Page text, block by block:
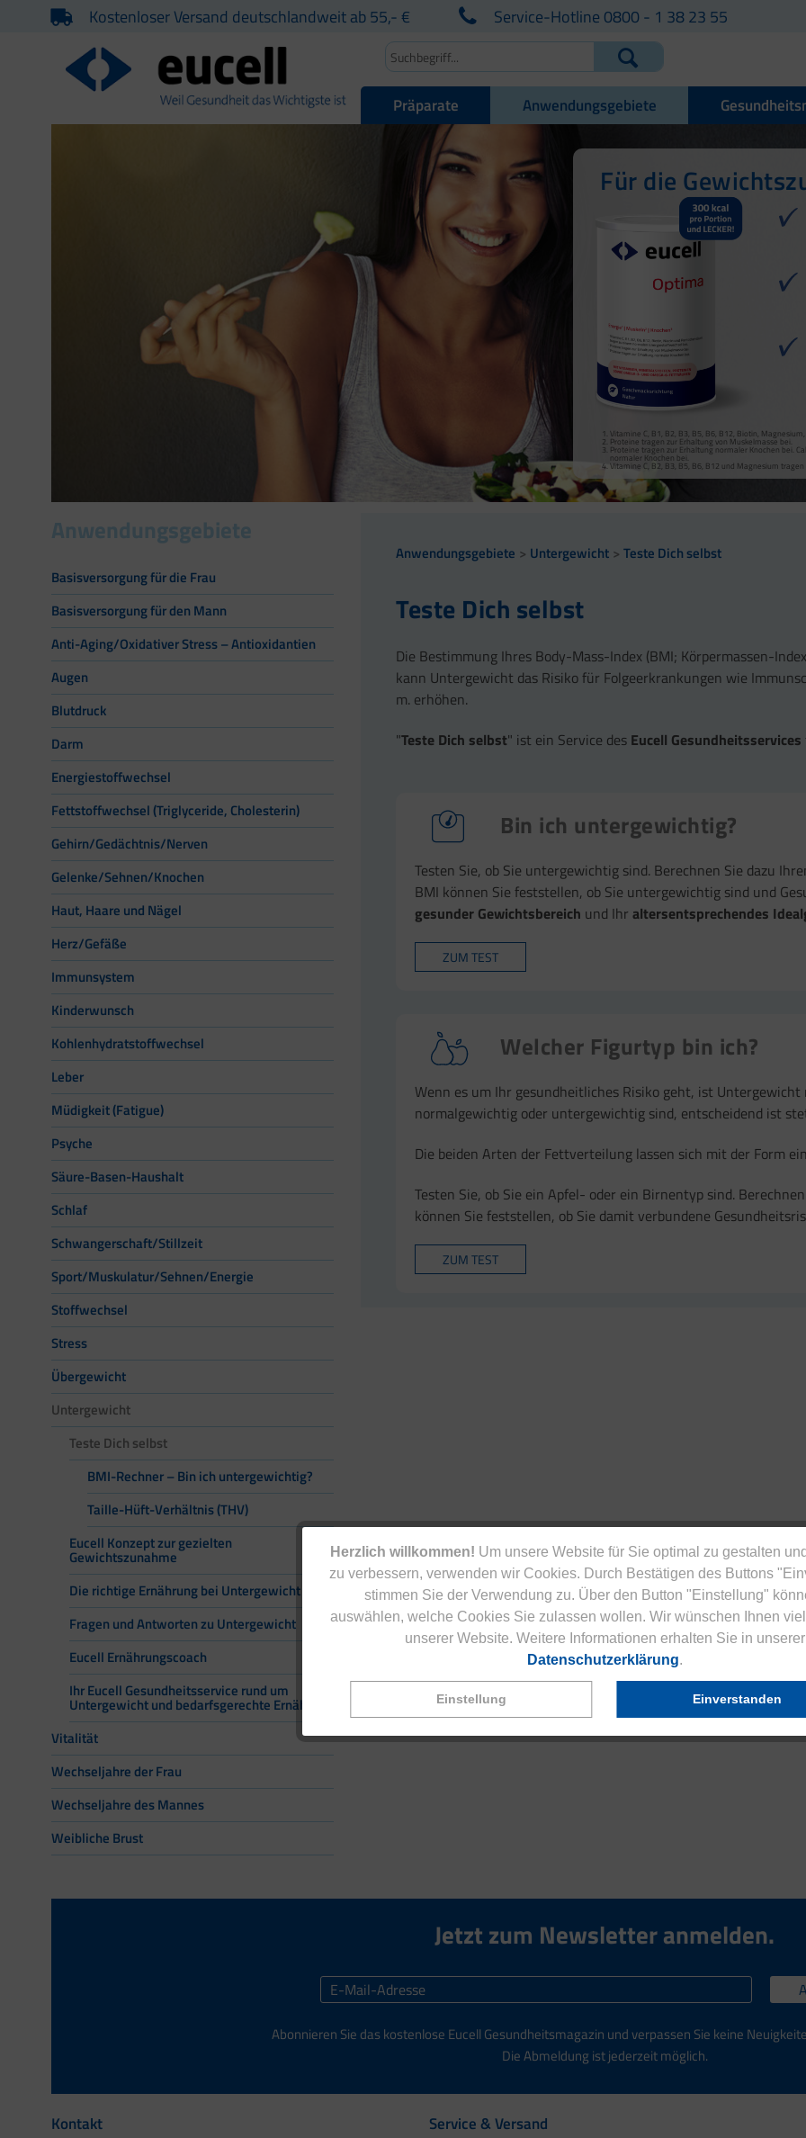
Herzlich willkommen! Um unsere Website für Sie optimal zu gestalten
zu verbessern, verwenden wir Cookies. Durch Bestätigen des Buttons
stimmen Sie der Verwendung zu. Über den Button "Einstellung"
auswählen, welche Cookies Sie zulassen wollen. Wir wünschen Ihnen
unserer Website. Weitere Informationen erhalten Sie in unserer
Datenschutzerklärung.
Einstellung Einverstanden
Kostenloser Versand deutschlandweit ab 55,- € Service-Hotline 0800 - 1 38 23 55
Präparate Anwendungsgebiete
Für die
Vitamine C, B1, B2, B3, B5, B6, B12, Biotin,
Proteine tragen zur Erhaltung von Muskelmasse bei.
Proteine tragen zur Erhaltung normaler Knochen bei.
normaler Knochen bei.
Vitamine C, B2, B3, B5, B6, B12 und Magnesium
Für den
Vitamine C, B1, B2, B3, B5, B6, B12, Biotin,
Vitamine C, B2, B3, B5, B6, B12 und Magnesium
Anwendungsgebiete
Basisversorgung für die Frau
Basisversorgung für den Mann
Anti-Aging/Oxidativer Stress – Antioxidantien
Augen
Blutdruck
Darm
Energiestoffwechsel
Fettstoffwechsel (Triglyceride, Cholesterin)
Gehirn/Gedächtnis/Nerven
Gelenke/Sehnen/Knochen
Haut, Haare und Nägel
Herz/Gefäße
Immunsystem
Kinderwunsch
Kohlenhydratstoffwechsel
Leber
Müdigkeit (Fatigue)
Psyche
Säure-Basen-Haushalt
Schlaf
Schwangerschaft/Stillzeit
Sport/Muskulatur/Sehnen/Energie
Stoffwechsel
Stress
Übergewicht
Untergewicht
Teste Dich selbst
BMI-Rechner – Bin ich untergewichtig?
Taille-Hüft-Verhältnis (THV)
Eucell Konzept zur gezielten
Gewichtszunahme
Die richtige Ernährung bei Untergewicht
Fragen und Antworten zu Untergewicht
Eucell Ernährungscoach
Ihr Eucell Gesundheitsservice rund um
Untergewicht und bedarfsgerechte Ernährung
Vitalität
Wechseljahre der Frau
Wechseljahre des Mannes
Weibliche Brust
Anwendungsgebiete Untergewicht Teste Dich selbst
Teste Dich selbst
Die Bestimmung Ihres Body-Mass-Index (BMI; Körpermassen-
kann Untergewicht das Risiko für Folgeerkrankungen wie
m. erhöhen.
"Teste Dich selbst" ist ein Service des Eucell Gesundheitsservices
Bin ich untergewichtig?
Testen Sie, ob Sie untergewichtig sind. Berechnen Sie dazu
BMI können Sie feststellen, ob Sie untergewichtig sind und
gesunder Gewichtsbereich und Ihraltersentsprechendes
ZUM TEST
Welcher Figurtyp bin ich?
Wenn es um Ihr gesundheitliches Risiko geht, ist
normalgewichtig oder untergewichtig sind, entscheidend ist
Die beiden Arten der Fettverteilung lassen sich mit der Form
Testen Sie, ob Sie ein Apfel- oder ein Birnentyp sind.
können Sie feststellen, ob Sie damit verbundene
ZUM TEST
Jetzt zum Newsletter anmelden.
Abonnieren Sie das kostenlose Eucell Gesundheitsmagazin und verpassen Sie keine
Die Abmeldung ist jederzeit möglich.
Kontakt Service & Versand